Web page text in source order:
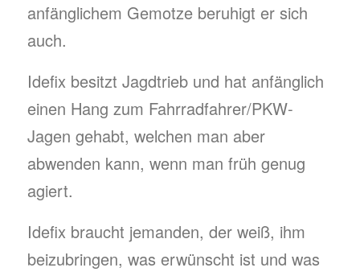
anfänglichem Gemotze beruhigt er sich
auch.
Idefix besitzt Jagdtrieb und hat anfänglich
einen Hang zum Fahrradfahrer/PKW-
Jagen gehabt, welchen man aber
abwenden kann, wenn man früh genug
agiert.
Idefix braucht jemanden, der weiß, ihm
beizubringen, was erwünscht ist und was